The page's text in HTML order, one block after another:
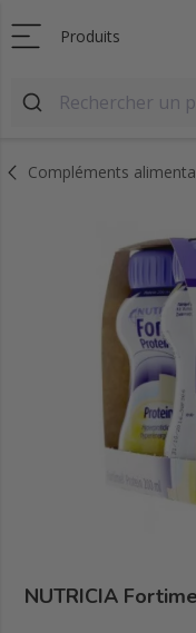
Produits
Compléments
NUTRICIA